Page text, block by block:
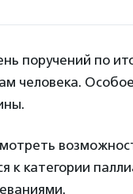
поручений по
человека.
к категории